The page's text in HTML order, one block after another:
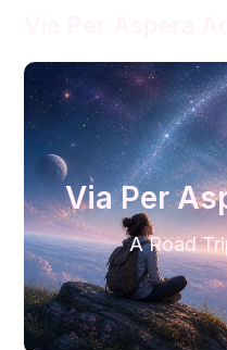
Via Per
A Road